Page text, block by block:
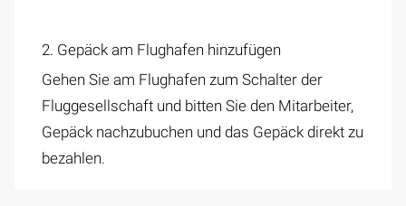
2. Gepäck am Flughafen hinzufügen
Gehen Sie am Flughafen zum Schalter der
Fluggesellschaft und bitten Sie den Mitarbeiter,
Gepäck nachzubuchen und das Gepäck direkt zu
bezahlen.